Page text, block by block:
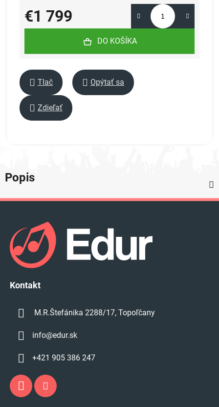
€1 799
Jednotková cena:
DO KOŠÍKA
Tlač Opýtať sa
Zdieľať
Popis
Kontakt
M.R.Štefánika 2288/17, Topoľčany
info@edur.sk
+421 905 386 247